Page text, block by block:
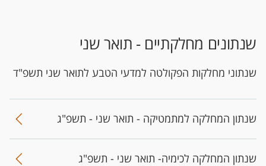
שנתונים מחלקתיים - תואר שני
שנתוני מחלקות הפקולטה למדעי הטבע לתואר שני תשפ"ד
שנתון המחלקה למתמטיקה - תואר שני - תשפ"ג
שנתון המחלקה לכימיה- תואר שני - תשפ"ג